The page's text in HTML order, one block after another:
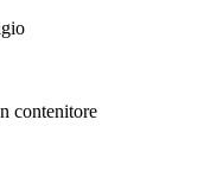
contenitore